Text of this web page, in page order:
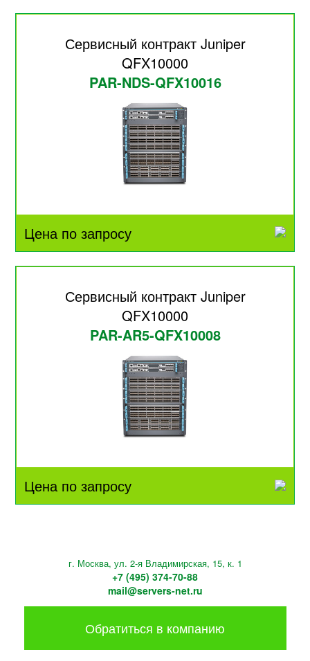
Сервисный контракт Juniper
QFX10000
PAR-NDS-QFX10016
Цена по запросу
Сервисный контракт Juniper
QFX10000
PAR-AR5-QFX10008
Цена по запросу
г. Москва, ул. 2-я Владимирская, 15, к. 1
+7 (495) 374-70-88
mail@servers-net.ru
Обратиться в компанию